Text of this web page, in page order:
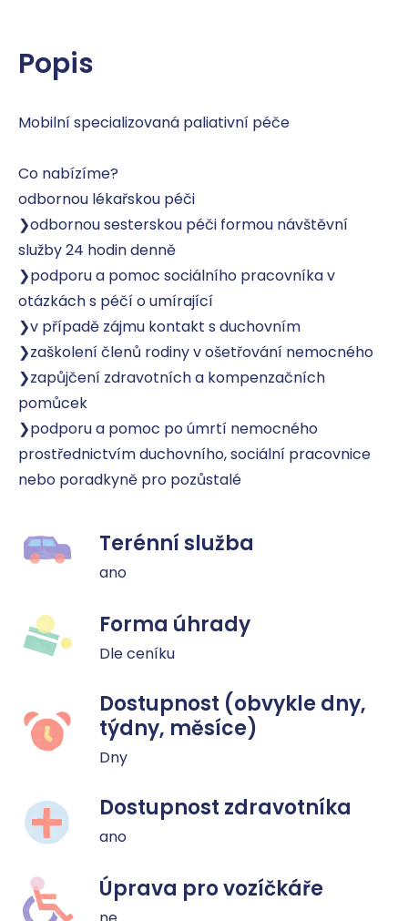
Popis
Mobilní specializovaná paliativní péče
Co nabízíme?
odbornou lékařskou péči
❯odbornou sesterskou péči formou návštěvní
služby 24 hodin denně
❯podporu a pomoc sociálního pracovníka v
otázkách s péčí o umírající
❯v případě zájmu kontakt s duchovním
❯zaškolení členů rodiny v ošetřování nemocného
❯zapůjčení zdravotních a kompenzačních
pomůcek
❯podporu a pomoc po úmrtí nemocného
prostřednictvím duchovního, sociální pracovnice
nebo poradkyně pro pozůstalé
Terénní služba
ano
Forma úhrady
Dle ceníku
Dostupnost (obvykle dny,
týdny, měsíce)
Dny
Dostupnost zdravotníka
ano
Úprava pro vozíčkáře